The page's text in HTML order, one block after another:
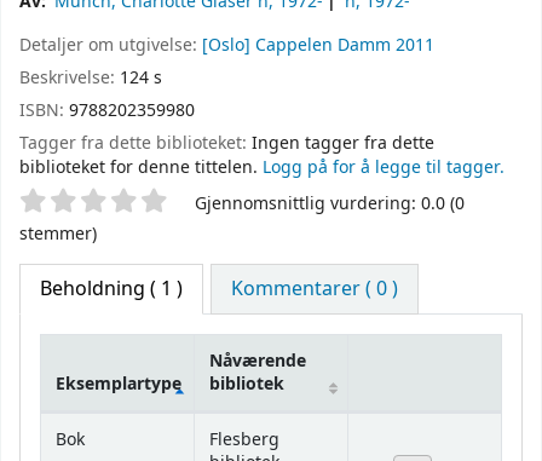
Detaljer om utgivelse: [Oslo] Cappelen Damm 2011
Beskrivelse: 124 s
ISBN: 9788202359980
Tagger fra dette biblioteket: Ingen tagger fra dette
biblioteket for denne tittelen. Logg på for å legge til tagger.
StjernevurderingGjennomsnittlig vurdering: 0.0 (0
stemmer)
Beholdning ( 1 ) Kommentarer ( 0 )
Beholdning
Eksemplartype
Nåværende
bibliotek
Bok
Flesberg